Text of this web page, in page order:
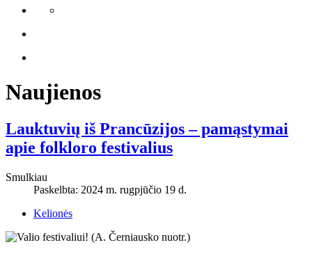
Naujienos
Lauktuvių iš Prancūzijos – pamąstymai
apie folkloro festivalius
Smulkiau
Paskelbta: 2024 m. rugpjūčio 19 d.
Kelionės